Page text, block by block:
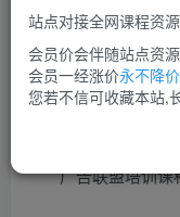
您当
广告联盟培训课
站点对接全网课程资
会员价会伴随站点资
会员一经涨价永不降
您若不信可收藏本站,